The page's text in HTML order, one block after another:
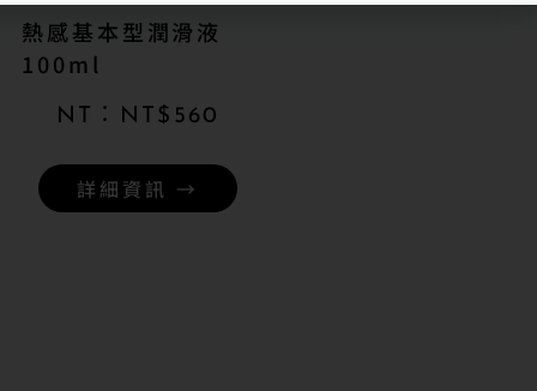
熱感基本型潤滑液
100ml
NT$ 560
詳細資訊 →